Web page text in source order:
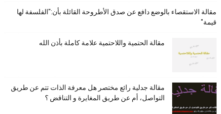
مقالة الاستقصاء بالوضع دافع عن صدق الأطروحة القائلة بأن:"الفلسفة لها
قيمة"
مقالة الحتمية واللاحتمية علامة كاملة بأذن الله
مقالة جدلية رائع مختصر هل معرفة الذات تتم عن طريق
التواصل، أم عن طريق المغايرة و التناقض ؟